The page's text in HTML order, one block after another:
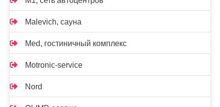
Malevich, сауна
Med, гостиничный комплекс
Motronic-service
Nord